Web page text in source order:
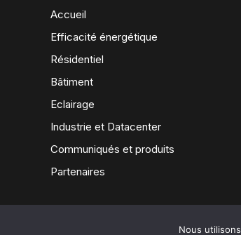
Accueil
Efficacité énergétique
Résidentiel
Bâtiment
Eclairage
Industrie et Datacenter
Communiqués et produits
Partenaires
Nous